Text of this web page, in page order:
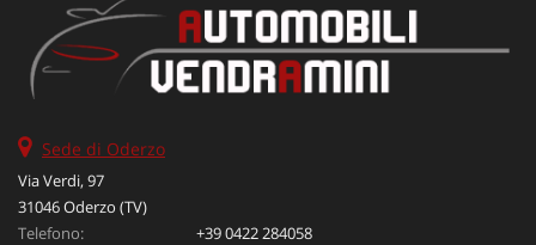
Sede di Oderzo
Via Verdi, 97
31046 Oderzo (TV)
Telefono:
+39 0422 284058